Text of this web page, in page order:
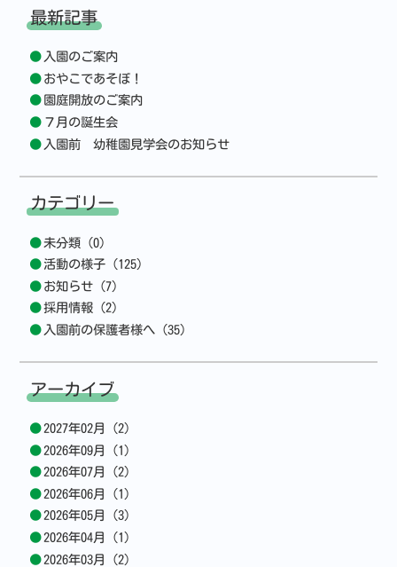
最新記事
入園のご案内
おやこであそぼ！
園庭開放のご案内
７月の誕生会
入園前 幼稚園見学会のお知らせ
カテゴリー
未分類 (0)
活動の様子 (125)
お知らせ (7)
採用情報 (2)
入園前の保護者様へ (35)
アーカイブ
2027年02月 (2)
2026年09月 (1)
2026年07月 (2)
2026年06月 (1)
2026年05月 (3)
2026年04月 (1)
2026年03月 (2)